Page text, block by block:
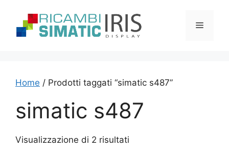
contenuto
Menu
Home / Prodotti taggati “simatic s487”
simatic s487
Visualizzazione di 2 risultati